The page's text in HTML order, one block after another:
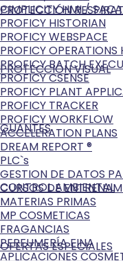
PROTECCIÓN
PROTECCIÓN VISUAL
GUANTES
CONTROL AMBIENTAL
OFERTAS ESPECIALES
CIMPLICITY HMI /
PROFICY HISTORIAN
PROFICY WEBSPACE
PROFICY OPERATIONS
PROFICY BATCH
PROFICY CSENSE
PROFICY PLANT
PROFICY TRACKER
PROFICY WORKFLOW
ACCELERATION PLANS
DREAM REPORT ®
PLC`s
GESTION DE DATOS
CURSOS DE
MATERIAS PRIMAS
MP COSMETICAS
FRAGANCIAS
PERFUMERÍA FINA
APLICACIONES